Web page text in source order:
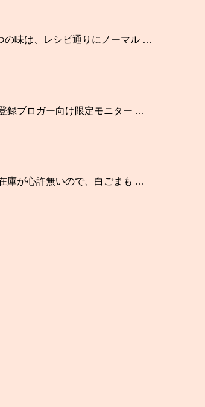
の味は、レシピ通りにノーマル …
録ブロガー向け限定モニター …
庫が心許無いので、白ごまも …